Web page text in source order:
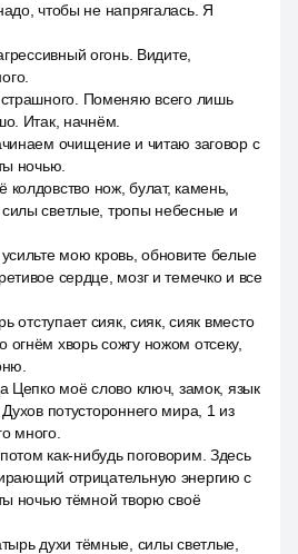
чтобы не напрягалась. Я
огонь. Видите,
Поменяю всего лишь
Итак, начнём.
очищение и читаю заговор с
ночью.
нож, булат, камень,
светлые, тропы небесные и
мою кровь, обновите белые
сердце, мозг и темечко и все
отступает сияк, сияк, сияк вместо
огнём хворь сожгу ножом отсеку,
Цепко моё слово ключ, замок, язык
потустороннего мира, 1 из
много.
как-нибудь поговорим. Здесь
отрицательную энергию с
ночью тёмной творю своё
духи тёмные, силы светлые,